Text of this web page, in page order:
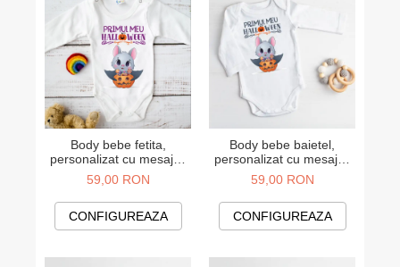
Body bebe fetita,
personalizat cu mesajul:
"Primul meu Halloween"
59,00 RON
CONFIGUREAZA
Body bebe baietel,
personalizat cu mesajul:
"Primul meu Halloween"
59,00 RON
CONFIGUREAZA